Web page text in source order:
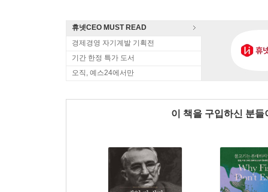
휴넷CEO MUST READ
경제경영 자기계발 기획전
기간 한정 특가 도서
오직, 예스24에서만
이 책을 구입하신 분